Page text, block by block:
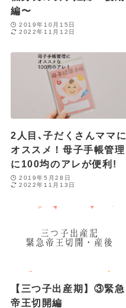
編〜
2019年10月15日
2022年11月12日
2人目､子だくさんママに
オススメ！母子手帳管理
に100均のアレが便利!
2019年5月28日
2022年11月13日
【三つ子出産期】③緊急
帝王切開編